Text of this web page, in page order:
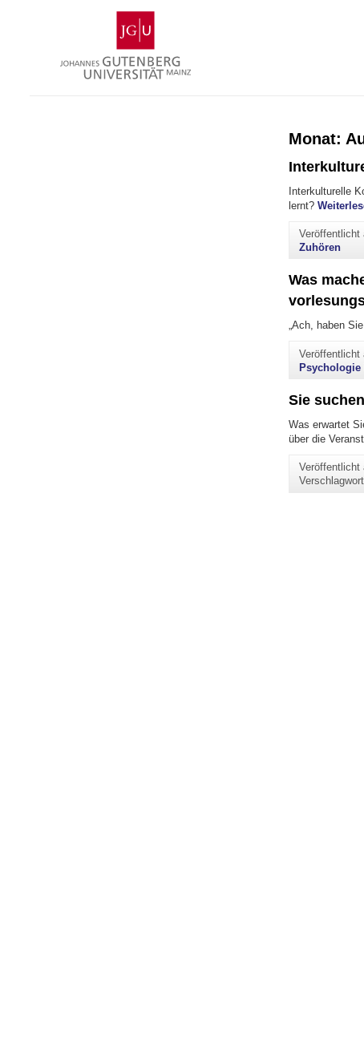
Gutenberg-
Universität
Mainz
Monat:
Interkulturelle
lernt?
Zuhören
Was
„Ach, haben
Veröffentlicht
Psychologie
Sie
Was erwartet
über die
Veröffentlicht